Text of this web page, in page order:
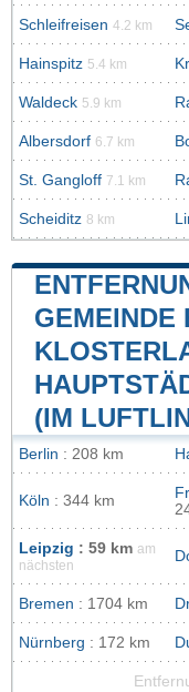
Schleifreisen 4.2 km
Hainspitz 5.4 km
Waldeck 5.9 km
Albersdorf 6.7 km
St. Gangloff 7.1 km
Scheiditz 8 km
GEMEINDE
(IM
Berlin : 208 km
Köln : 344 km
Leipzig : 59 km am
nächsten
Bremen : 1704 km
Nürnberg : 172 km